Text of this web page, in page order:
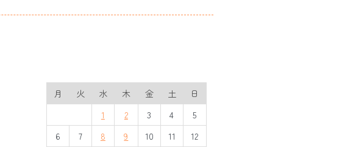
月 火 水 木 金 土
日
1
2 3 4
5
6
7 8 9 10 11
12